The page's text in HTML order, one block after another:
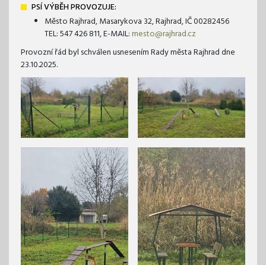
PSÍ VÝBĚH PROVOZUJE:
Město Rajhrad, Masarykova 32, Rajhrad, IČ 00282456
TEL: 547 426 811, E-MAIL:mesto@rajhrad.cz
Provozní řád byl schválen usnesením Rady města Rajhrad dne
23.10.2025.